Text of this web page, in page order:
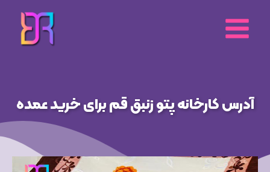
محتوا
آدرس کارخانه پتو زنبق قم برای خرید عمده